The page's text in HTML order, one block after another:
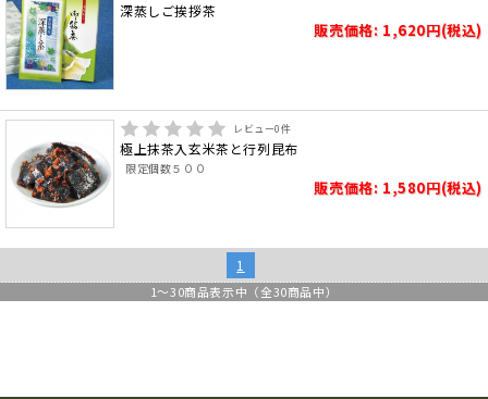
深蒸しご挨拶茶
販売価格: 1,620円(税込)
レビュー0件
極上抹茶入玄米茶と行列昆布
限定個数５００
販売価格: 1,580円(税込)
1
1～30商品表示中（全30商品中）